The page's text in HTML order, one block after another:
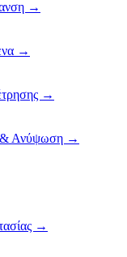
→
→
→
& Ανύψωση →
→